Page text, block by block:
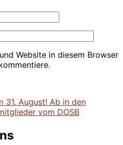
Website in diesem Browser
31. August! Ab in den
vom DOSB